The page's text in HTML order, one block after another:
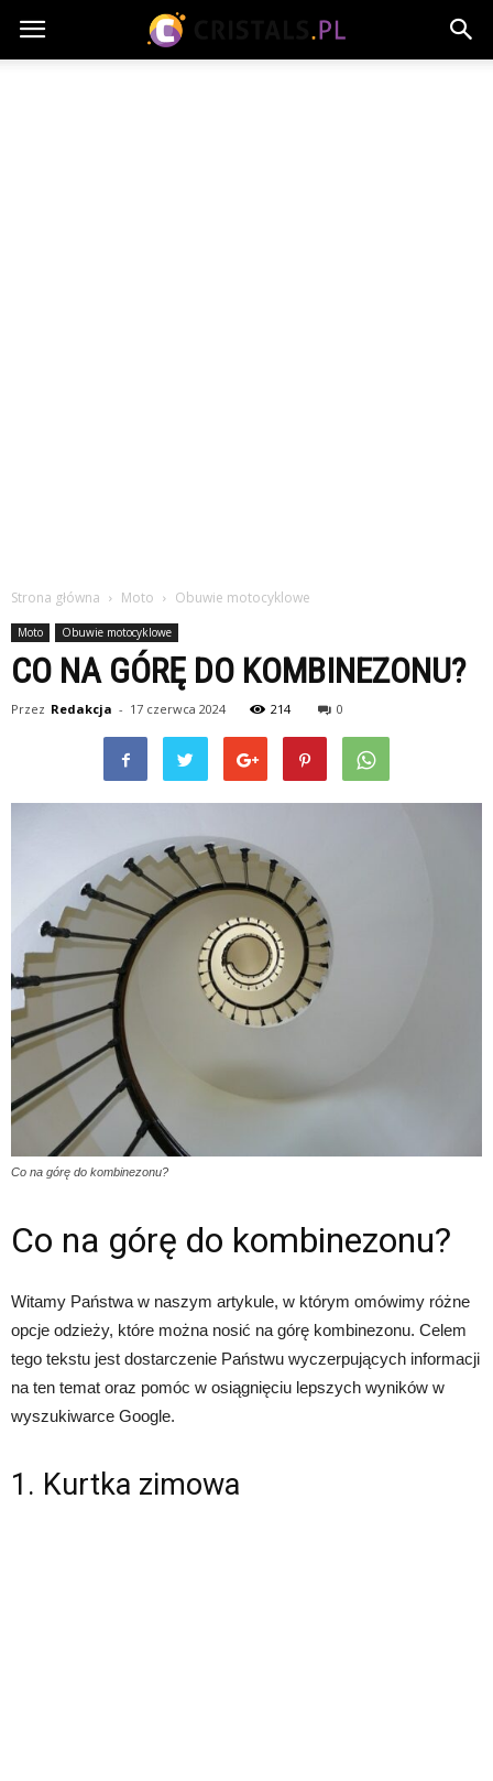
Strona główna Moto Obuwie motocyklowe
Moto Obuwie motocyklowe
CO NA GÓRĘ DO KOMBINEZONU?
Przez Redakcja - 17 czerwca 2024 214 0
Co na górę do kombinezonu?
Co na górę do kombinezonu?
Witamy Państwa w naszym artykule, w którym omówimy różne
opcje odzieży, które można nosić na górę kombinezonu. Celem
tego tekstu jest dostarczenie Państwu wyczerpujących informacji
na ten temat oraz pomóc w osiągnięciu lepszych wyników w
wyszukiwarce Google.
1. Kurtka zimowa